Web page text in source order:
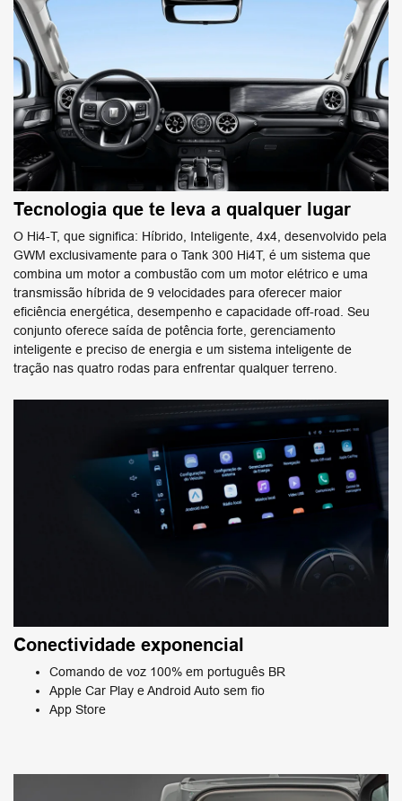
Tecnologia que te leva a qualquer lugar
O Hi4-T, que significa: Híbrido, Inteligente, 4x4, desenvolvido pela
GWM exclusivamente para o Tank 300 Hi4T, é um sistema que
combina um motor a combustão com um motor elétrico e uma
transmissão híbrida de 9 velocidades para oferecer maior
eficiência energética, desempenho e capacidade off-road. Seu
conjunto oferece saída de potência forte, gerenciamento
inteligente e preciso de energia e um sistema inteligente de
tração nas quatro rodas para enfrentar qualquer terreno.
Conectividade exponencial
Comando de voz 100% em português BR
Apple Car Play e Android Auto sem fio
App Store